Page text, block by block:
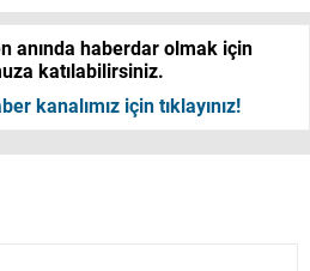
anında haberdar olmak için
katılabilirsiniz.
kanalımız için tıklayınız!